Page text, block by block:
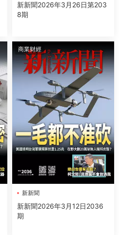
新新聞2026年3月26日第203
8期
商業财經
新新聞
新新聞2026年3月12日2036
期